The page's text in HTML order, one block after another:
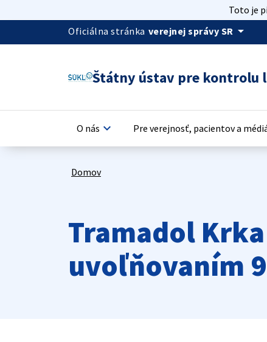
Toto je
Oficiálna stránka verejnej správy SR arrow_drop_down
Štátny ústav pre kontrolu
O nás keyboard_arrow_down Pre verejnosť, pacientov a
Domov
Tramadol
uvoľňovaním